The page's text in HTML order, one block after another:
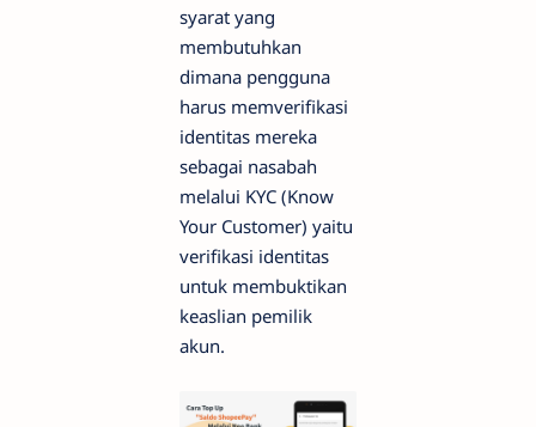
syarat yang
membutuhkan
dimana pengguna
harus memverifikasi
identitas mereka
sebagai nasabah
melalui KYC (Know
Your Customer) yaitu
verifikasi identitas
untuk membuktikan
keaslian pemilik
akun.